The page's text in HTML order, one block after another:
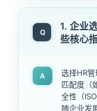
Q
1. 企业
些核心
A
选择HR
匹配度（
全性（
随企业发